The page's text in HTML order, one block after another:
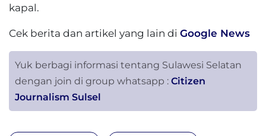
kapal.
Cek berita dan artikel yang lain di Google News
Yuk berbagi informasi tentang Sulawesi Selatan
dengan join di group whatsapp : Citizen
Journalism Sulsel